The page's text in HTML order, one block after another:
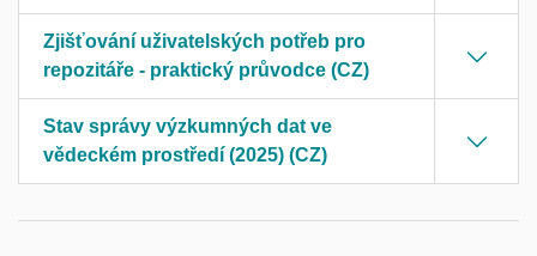
Zjišťování uživatelských potřeb pro
repozitáře - praktický průvodce (CZ)
Stav správy výzkumných dat ve
vědeckém prostředí (2025) (CZ)